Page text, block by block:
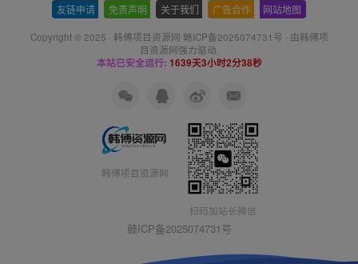
友链申请 免责声明 关于我们 广告合作 网站地图
Copyright © 2025 · 韩傅项目资源网 赣ICP备2025074731号 · 由韩傅项
目资源网强力驱动.
本站已安全运行: 1639天3小时2分38秒
韩傅项目资源网
扫码加站长微信
赣ICP备2025074731号